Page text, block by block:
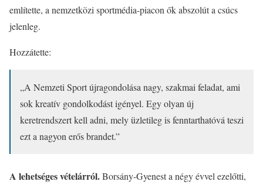
említette, a nemzetközi sportmédia-piacon ők abszolút a csúcs
jelenleg.
Hozzátette:
„A Nemzeti Sport újragondolása nagy, szakmai feladat, ami
sok kreatív gondolkodást igényel. Egy olyan új
keretrendszert kell adni, mely üzletileg is fenntarthatóvá teszi
ezt a nagyon erős brandet.”
A lehetséges vételárról.Borsány-Gyenest a négy évvel ezelőtti,